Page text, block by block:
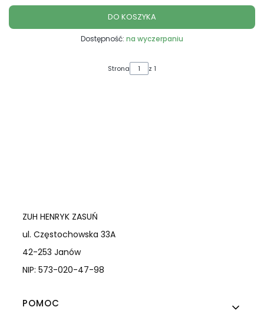
DO KOSZYKA
Dostępność: na wyczerpaniu
Strona z 1
ZUH HENRYK ZASUŃ
ul. Częstochowska 33A
42-253 Janów
NIP: 573-020-47-98
Linki w stopce
POMOC